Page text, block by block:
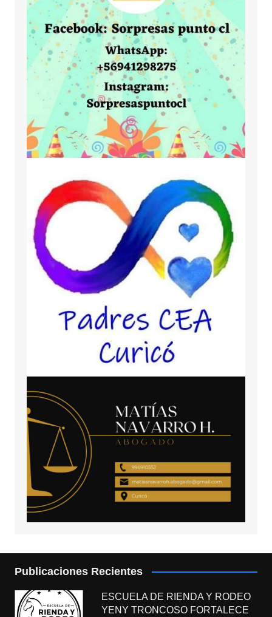
Publicaciones Recientes
ESCUELA DE RIENDA Y RODEO
YENY TRONCOSO FORTALECE